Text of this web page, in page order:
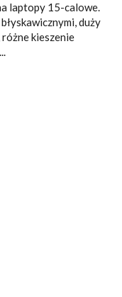
laptopy 15-calowe.
duży
różne kieszenie